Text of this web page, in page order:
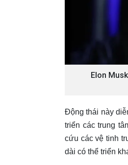
Elon
Động thái này
triển các trung
cứu các vệ tinh
dài có thể triển